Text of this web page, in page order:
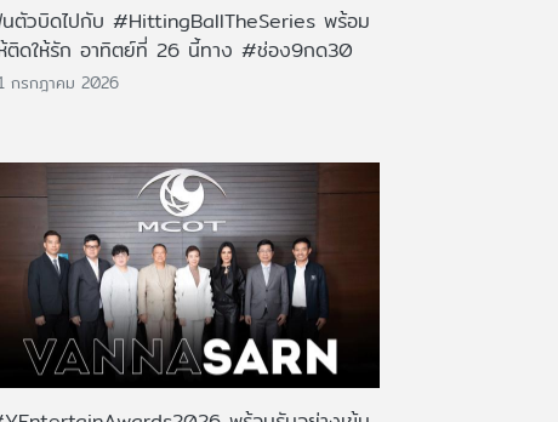
ตัวบิดไปกับ #HittingBallTheSeries พร้อม
ติดให้รัก อาทิตย์ที่ 26 นี้ทาง #ช่อง9กด30
กรกฎาคม 2026